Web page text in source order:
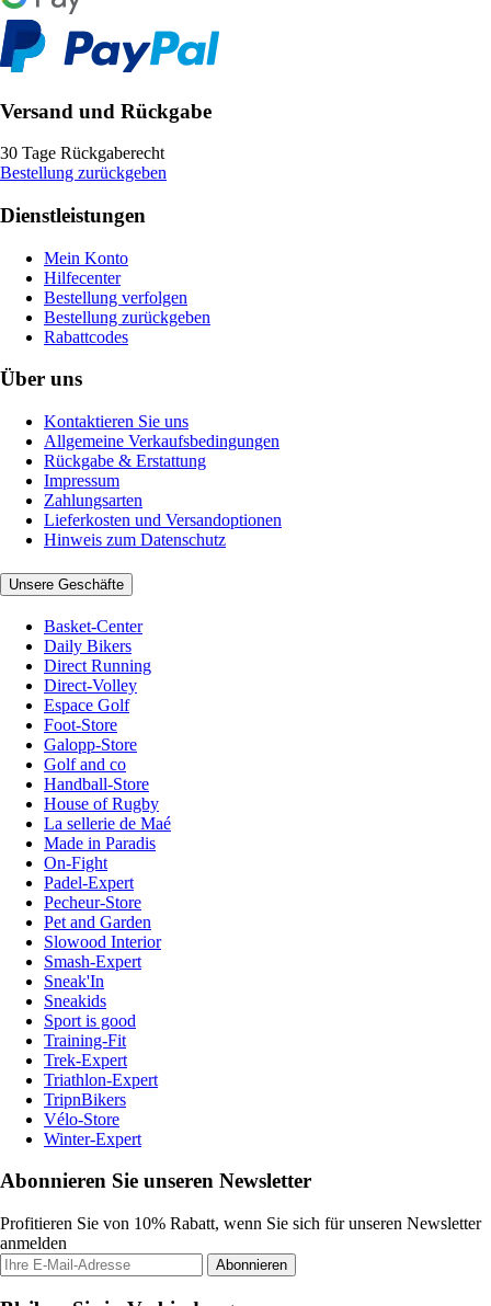
Versand und Rückgabe
30 Tage Rückgaberecht
Bestellung zurückgeben
Dienstleistungen
Mein Konto
Hilfecenter
Bestellung verfolgen
Bestellung zurückgeben
Rabattcodes
Über uns
Kontaktieren Sie uns
Allgemeine Verkaufsbedingungen
Rückgabe & Erstattung
Impressum
Zahlungsarten
Lieferkosten und Versandoptionen
Hinweis zum Datenschutz
Unsere Geschäfte
Basket-Center
Daily Bikers
Direct Running
Direct-Volley
Espace Golf
Foot-Store
Galopp-Store
Golf and co
Handball-Store
House of Rugby
La sellerie de Maé
Made in Paradis
On-Fight
Padel-Expert
Pecheur-Store
Pet and Garden
Slowood Interior
Smash-Expert
Sneak'In
Sneakids
Sport is good
Training-Fit
Trek-Expert
Triathlon-Expert
TripnBikers
Vélo-Store
Winter-Expert
Abonnieren Sie unseren Newsletter
Profitieren Sie von 10% Rabatt, wenn Sie sich für unseren Newsletter
anmelden
Abonnieren